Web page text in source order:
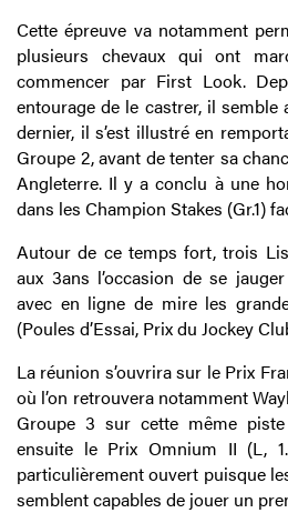
Cette épreuve va notamment
plusieurs chevaux qui ont
commencer par First Look.
entourage de le castrer, il semble
dernier, il s’est illustré en
Groupe 2, avant de tenter sa
Angleterre. Il y a conclu à une
dans les Champion Stakes (Gr.1)
Autour de ce temps fort, trois
aux 3ans l’occasion de se
avec en ligne de mire les
(Poules d’Essai, Prix du Jockey
La réunion s’ouvrira sur le Prix
où l’on retrouvera notamment
Groupe 3 sur cette même
ensuite le Prix Omnium II (L,
particulièrement ouvert puisque
semblent capables de jouer un